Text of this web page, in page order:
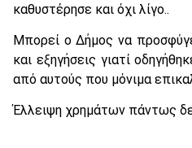
καθυστέρησε και όχι λίγο..
Μπορεί ο Δήμος να
και εξηγήσεις γιατί
από αυτούς που μόνιμα
Έλλειψη χρημάτων πάντως